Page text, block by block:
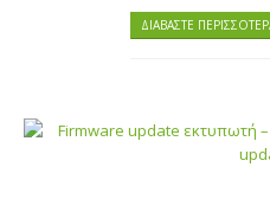
ΔΙΑΒΆΣΤΕ